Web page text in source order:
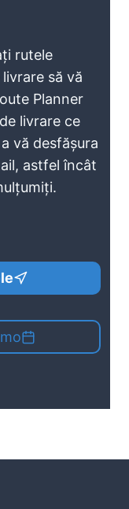
rutele
să vă
Planner
livrare ce
vă desfășura
astfel încât